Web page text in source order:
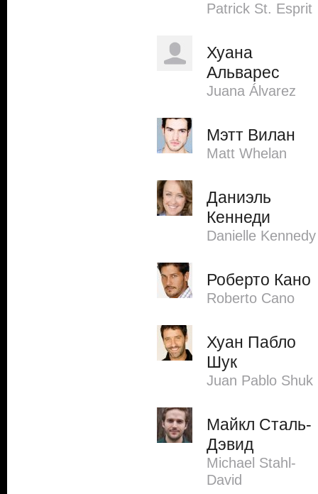
Patrick St. Esprit
Хуана
Альварес
Juana Álvarez
Мэтт Вилан
Matt Whelan
Даниэль
Кеннеди
Danielle Kennedy
Роберто Кано
Roberto Cano
Хуан Пабло
Шук
Juan Pablo Shuk
Майкл Сталь-
Дэвид
Michael Stahl-
David